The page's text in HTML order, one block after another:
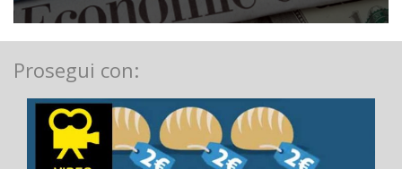
Prosegui con: